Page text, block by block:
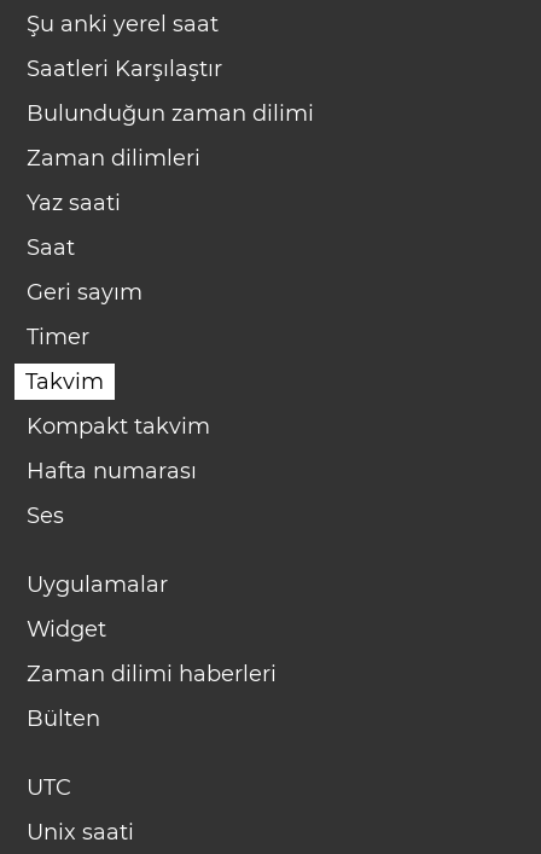
Şu anki yerel saat
Saatleri Karşılaştır
Bulunduğun zaman dilimi
Zaman dilimleri
Yaz saati
Saat
Geri sayım
Timer
Takvim
Kompakt takvim
Hafta numarası
Ses
Uygulamalar
Widget
Zaman dilimi haberleri
Bülten
UTC
Unix saati